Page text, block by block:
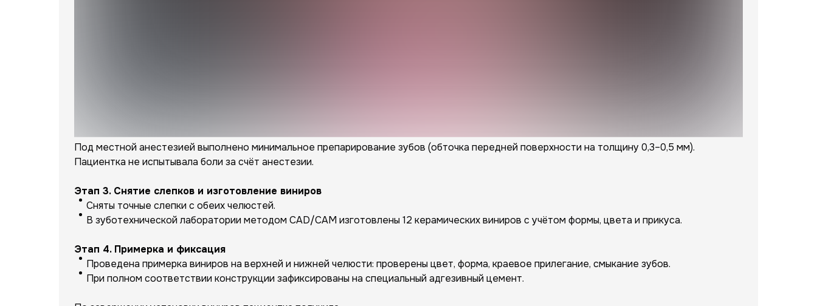
Под местной анестезией выполнено минимальное препарирование зубов (обточка передней поверхности на толщину 0,3–0,5 мм).
Пациентка не испытывала боли за счёт анестезии.
Этап 3. Снятие слепков и изготовление виниров
Сняты точные слепки с обеих челюстей.
В зуботехнической лаборатории методом CAD/CAM изготовлены 12 керамических виниров с учётом формы, цвета и прикуса.
Этап 4. Примерка и фиксация
Проведена примерка виниров на верхней и нижней челюсти: проверены цвет, форма, краевое прилегание, смыкание зубов.
При полном соответствии конструкции зафиксированы на специальный адгезивный цемент.